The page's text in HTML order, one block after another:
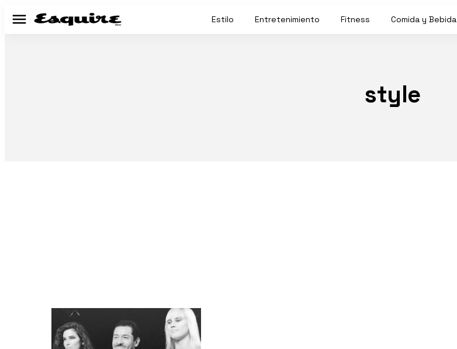
Menú Estilo Entretenimiento Fitness Comida y Bebida
style